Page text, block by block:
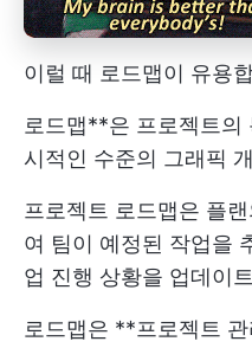
이럴 때 로드맵이 유용
로드맵**은 프로젝트의
시적인 수준의 그래픽
프로젝트 로드맵은 플
여 팀이 예정된 작업을
업 진행 상황을 업데이
로드맵은 **프로젝트